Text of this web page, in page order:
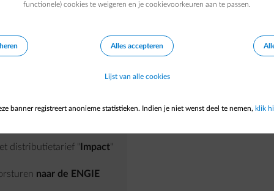
in
moet je hiervan
naar het regime van
prijs
distributietarief " Impact"
naar de ENGIE
Je kan je
functionele) cookies te weigeren en je cookievoorkeuren aan te passen.
Alles accepteren
Lijst van alle cookies
banner registreert anonieme statistieken. Indien je niet wenst deel te nemen, klik